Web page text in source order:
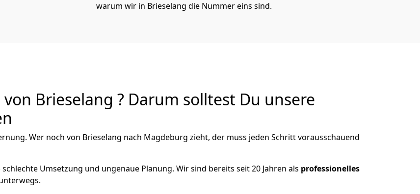
warum wir in Brieselang die Nummer eins sind.
Brieselang ? Darum solltest Du unsere
Wer noch von Brieselang nach Magdeburg zieht, der muss jeden Schritt vorausschauend
Umsetzung und ungenaue Planung. Wir sind bereits seit 20 Jahren als professionelles